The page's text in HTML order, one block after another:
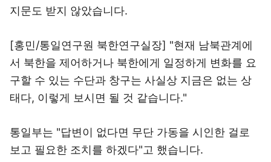
지문도 받지 않았습니다.
[홍민/통일연구원 북한연구실장] "현재 남북관계에
서 북한을 제어하거나 북한에게 일정하게 변화를 요
구할 수 있는 수단과 창구는 사실상 지금은 없는 상
태다, 이렇게 보시면 될 것 같습니다."
통일부는 "답변이 없다면 무단 가동을 시인한 걸로
보고 필요한 조치를 하겠다"고 했습니다.